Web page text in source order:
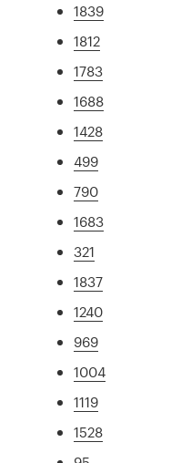
1839
1812
1783
1688
1428
499
790
1683
321
1837
1240
969
1004
1119
1528